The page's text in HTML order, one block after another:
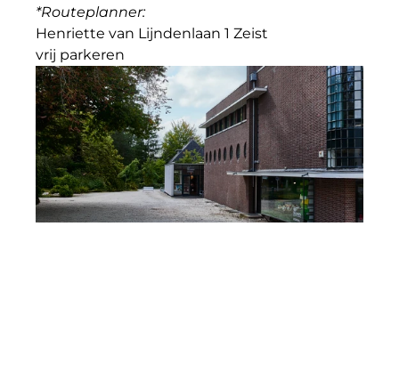
*Routeplanner:
Henriette van Lijndenlaan 1 Zeist
vrij parkeren